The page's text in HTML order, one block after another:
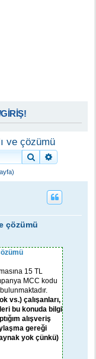
ve çözümü
Ara
çözümü
15 TL
MCC kodu
vs.) çalışanları,
bu konuda bilgi
alışveriş
gereği
yok çünkü)